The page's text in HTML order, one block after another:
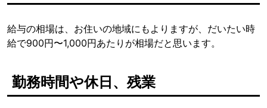
給与の相場は、お住いの地域にもよりますが、だいたい時
給で900円〜1,000円あたりが相場だと思います。
勤務時間や休日、残業